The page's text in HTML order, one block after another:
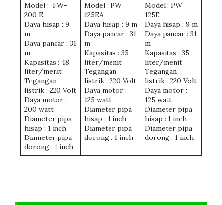
Model : PW-
200 E
Daya hisap : 9
m
Daya pancar : 31
m
Kapasitas : 48
liter/menit
Tegangan
listrik : 220 Volt
Daya motor :
200 watt
Diameter pipa
hisap : 1 inch
Diameter pipa
dorong : 1 inch
Model : PW
125EA
Daya hisap : 9 m
Daya pancar : 31
m
Kapasitas : 35
liter/menit
Tegangan
listrik : 220 Volt
Daya motor :
125 watt
Diameter pipa
hisap : 1 inch
Diameter pipa
dorong : 1 inch
Model : PW
125E
Daya hisap : 9 m
Daya pancar : 31
m
Kapasitas : 35
liter/menit
Tegangan
listrik : 220 Volt
Daya motor :
125 watt
Diameter pipa
hisap : 1 inch
Diameter pipa
dorong : 1 inch